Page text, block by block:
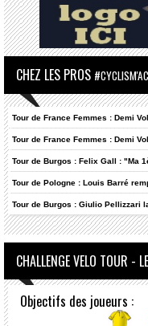
CHEZ LES PROS
Tour de France Femmes : Demi
Tour de France Femmes : Demi
Tour de Burgos : Felix Gall : "Ma
Tour de Pologne : Louis Barré
Tour de Burgos : Giulio Pellizzari
CHALLENGE VELO TOUR -
Objectifs des joueurs :